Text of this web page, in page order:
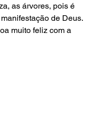
as árvores, pois é
de Deus.
muito feliz com a